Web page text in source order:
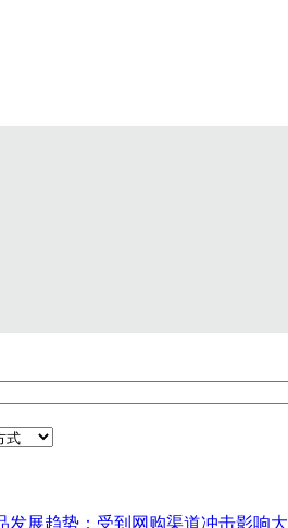
首页
资讯
展会
设计
会员
发展趋势：受到网购渠道冲击影响大